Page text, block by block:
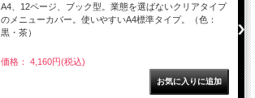
A4、12ページ、ブック型。業態を選ばないクリアタイプ
のメニューカバー。使いやすいA4標準タイプ。（色：
黒・茶）
価格： 4,160円(税込)